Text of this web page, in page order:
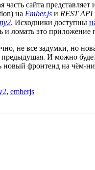
часть сайта представляет
на Ember.js и REST API
. Исходники доступны
и ломать это приложение
не все задумки, но
И можно
новый фронтенд на чём-
, emberjs